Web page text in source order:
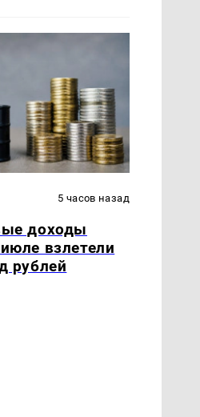
5 часов назад
доходы
взлетели
рублей